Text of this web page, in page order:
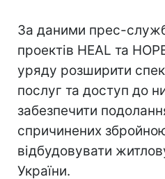
За даними прес-
проектів HEAL та
уряду розширити
послуг та доступ до
забезпечити
спричинених
відбудовувати
України.